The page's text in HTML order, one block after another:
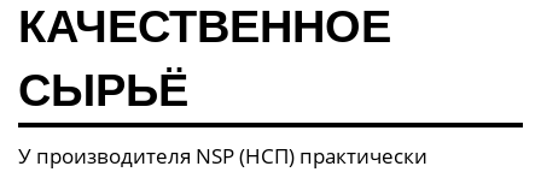
КАЧЕСТВЕННОЕ
СЫРЬЁ
У производителя NSP (НСП) практически